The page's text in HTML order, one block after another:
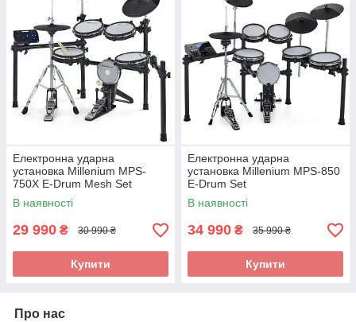
Електронна ударна
установка Millenium MPS-
750X E-Drum Mesh Set
В наявності
29 990 ₴ 30 990 ₴
Купити
Електронна ударна
установка Millenium MPS-850
E-Drum Set
В наявності
34 990 ₴ 35 990 ₴
Купити
Про нас